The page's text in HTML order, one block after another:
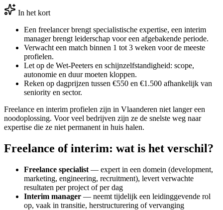
In het kort
Een freelancer brengt specialistische expertise, een interim
manager brengt leiderschap voor een afgebakende periode.
Verwacht een match binnen 1 tot 3 weken voor de meeste
profielen.
Let op de Wet-Peeters en schijnzelfstandigheid: scope,
autonomie en duur moeten kloppen.
Reken op dagprijzen tussen €550 en €1.500 afhankelijk van
seniority en sector.
Freelance en interim profielen zijn in Vlaanderen niet langer een
noodoplossing. Voor veel bedrijven zijn ze de snelste weg naar
expertise die ze niet permanent in huis halen.
Freelance of interim: wat is het verschil?
Freelance specialist — expert in een domein (development,
marketing, engineering, recruitment), levert verwachte
resultaten per project of per dag
Interim manager — neemt tijdelijk een leidinggevende rol
op, vaak in transitie, herstructurering of vervanging